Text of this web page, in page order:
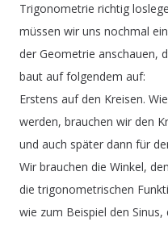
Trigonometrie richtig
müssen wir uns nochmal
der Geometrie anschauen,
baut auf folgendem auf:
Erstens auf den Kreisen. Wie
werden, brauchen wir den
und auch später dann für
Wir brauchen die Winkel,
die trigonometrischen
wie zum Beispiel den Sinus,